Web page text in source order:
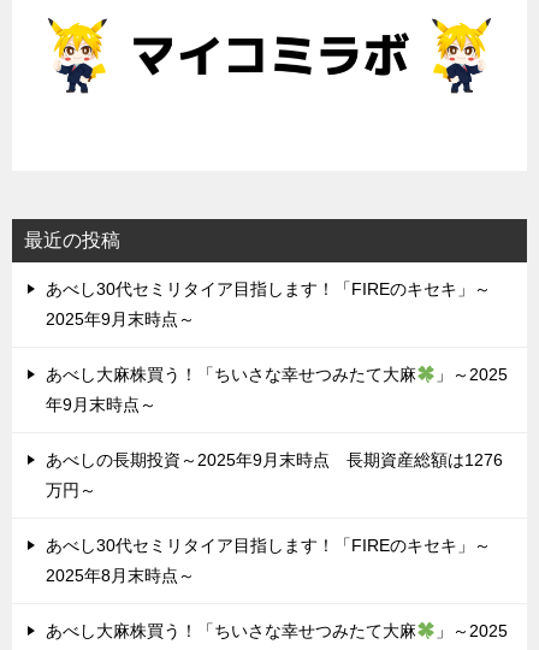
最近の投稿
あべし30代セミリタイア目指します！「FIREのキセキ」～
2025年9月末時点～
あべし大麻株買う！「ちいさな幸せつみたて大麻
」～2025
年9月末時点～
あべしの長期投資～2025年9月末時点 長期資産総額は1276
万円～
あべし30代セミリタイア目指します！「FIREのキセキ」～
2025年8月末時点～
あべし大麻株買う！「ちいさな幸せつみたて大麻
」～2025